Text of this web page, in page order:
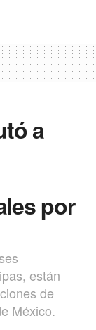
a
por
están
de
México.